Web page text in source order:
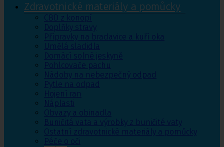
Zdravotnické materiály a pomůcky
CBD z konopí
Doplňky stravy
Přípravky na bradavice a kuří oka
Umělá sladidla
Domácí solné jeskyně
Pohlcovače pachu
Nádoby na nebezpečný odpad
Pytle na odpad
Hojení ran
Náplasti
Obvazy a obinadla
Buničitá vata a výrobky z buničité vaty
Ostatní zdravotnické materiály a pomůcky
Péče o oči